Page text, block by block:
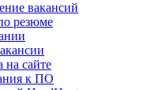
вакансий
резюме
на сайте
к ПО